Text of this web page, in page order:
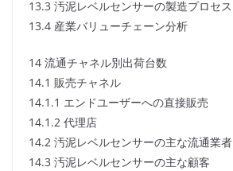
13.3 汚泥レベルセンサーの製造プロセス
13.4 産業バリューチェーン分析
14 流通チャネル別出荷台数
14.1 販売チャネル
14.1.1 エンドユーザーへの直接販売
14.1.2 代理店
14.2 汚泥レベルセンサーの主な流通業者
14.3 汚泥レベルセンサーの主な顧客